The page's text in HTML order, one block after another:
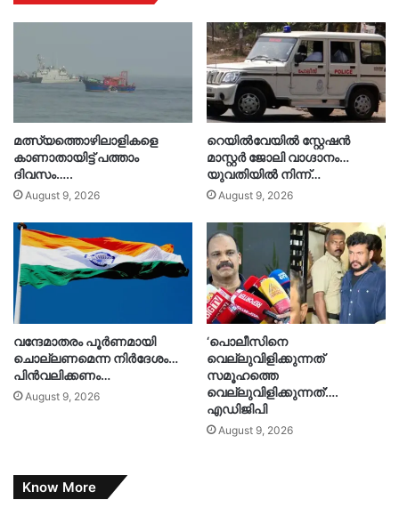
മത്സ്യത്തൊഴിലാളികളെ
കാണാതായിട്ട് പത്താം
ദിവസം…..
August 9, 2026
റെയിൽവേയിൽ സ്റ്റേഷൻ
മാസ്റ്റർ ജോലി വാഗ്ദാനം…
യുവതിയിൽ നിന്ന്…
August 9, 2026
വന്ദേമാതരം പൂർണമായി
ചൊല്ലണമെന്ന നിർദേശം…
പിൻവലിക്കണം…
August 9, 2026
‘പൊലീസിനെ
വെല്ലുവിളിക്കുന്നത്
സമൂഹത്തെ
വെല്ലുവിളിക്കുന്നത്’….
എഡിജിപി
August 9, 2026
Know More